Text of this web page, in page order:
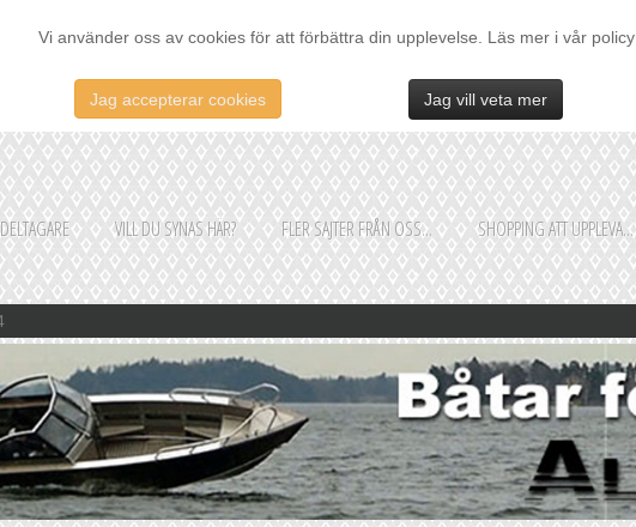
Vi använder oss av cookies för att förbättra din upplevelse. Läs mer i vår policy
Jag accepterar cookies Jag vill veta mer
VILL DU SYNAS HÄR? FLER SAJTER FRÅN OSS... SHOPPING ATT UPPLEVA...